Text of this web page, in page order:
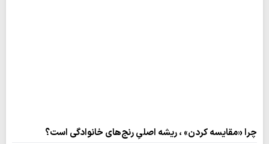
چرا «مقایسه کردن» ، ریشه اصلیِ رنج‌های خانوادگی است؟